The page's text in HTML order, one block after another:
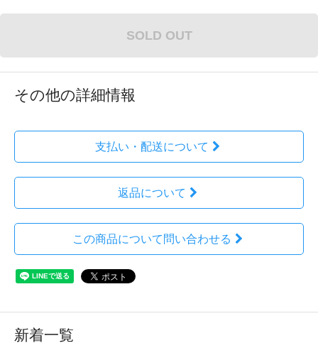
SOLD OUT
その他の詳細情報
支払い・配送について
返品について
この商品について問い合わせる
新着一覧